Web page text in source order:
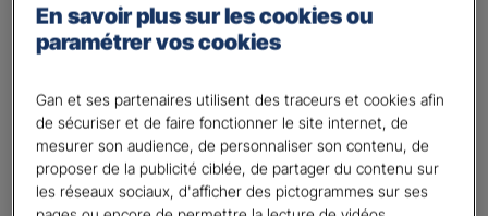
Etes-vous déjà client Gan assurances ?*
Oui
Civilité*
Madame
Monsieur
En savoir plus sur les cookies ou
paramétrer vos cookies
Gan et ses partenaires utilisent des traceurs et cookies afin
de sécuriser et de faire fonctionner le site internet, de
mesurer son audience, de personnaliser son contenu, de
proposer de la publicité ciblée, de partager du contenu sur
les réseaux sociaux, d'afficher des pictogrammes sur ses